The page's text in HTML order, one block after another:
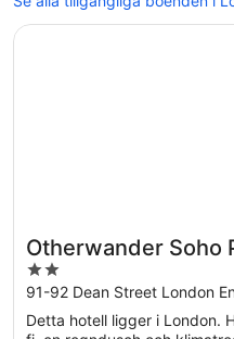
Otherwander Soho
ONLY)
2
out
of
91-92 Dean Street London
Detta hotell ligger i London.
Öppnas i ett nytt fönster
Otherwander Soho Pod